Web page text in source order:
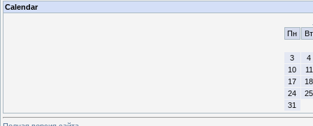
Calendar
Пн
Вт
3
4
10
11
17
18
24
25
31